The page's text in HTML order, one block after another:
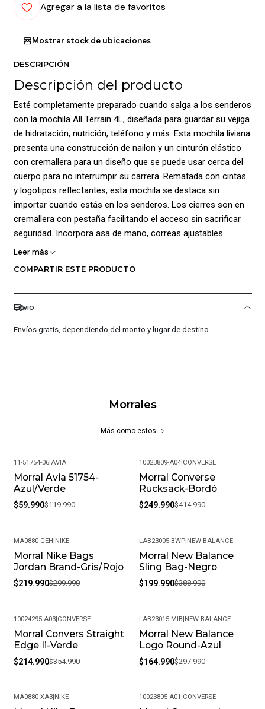
Agregar a la lista de favoritos
Mostrar stock de ubicaciones
DESCRIPCIÓN
Descripción del producto
Esté completamente preparado cuando salga a los senderos
con la mochila All Terrain 4L, diseñada para guardar su vejiga
de hidratación, nutrición, teléfono y más. Esta mochila liviana
presenta una construcción de nailon y un cinturón elástico
con cremallera para un diseño que se puede usar cerca del
cuerpo para no interrumpir su carrera. Rematada con cintas
y logotipos reflectantes, esta mochila se destaca sin
importar cuando estás en los senderos. Los cierres son en
cremallera con pestaña facilitando el acceso sin sacrificar
seguridad. Incorpora asa de mano, correas ajustables
acolchadas, al igual que su espaldar para mayor comodidad,
Leer más
COMPARTIR ESTE PRODUCTO
Envio
Envíos gratis, dependiendo del monto y lugar de destino
Morrales
Más como estos
-50%
11-51754-06|AVIA
Morral Avia 51754-
Azul/Verde
$59.990$119.990
-40%
10023809-A04|CONVERSE
Morral Converse
Rucksack-Bordó
$249.990$414.990
-27%
MA0880-GEH|NIKE
Morral Nike Bags
Jordan Brand-Gris/Rojo
$219.990$299.990
-49%
LAB23005-BWP|NEW BALANCE
Morral New Balance
Sling Bag-Negro
$199.990$388.990
-39%
10024295-A03|CONVERSE
Morral Convers Straight
Edge Ii-Verde
$214.990$354.990
-45%
LAB23015-MIB|NEW BALANCE
Morral New Balance
Logo Round-Azul
$164.990$297.990
MA0880-XA3| NIKE 10023805-A01 CONVERSE